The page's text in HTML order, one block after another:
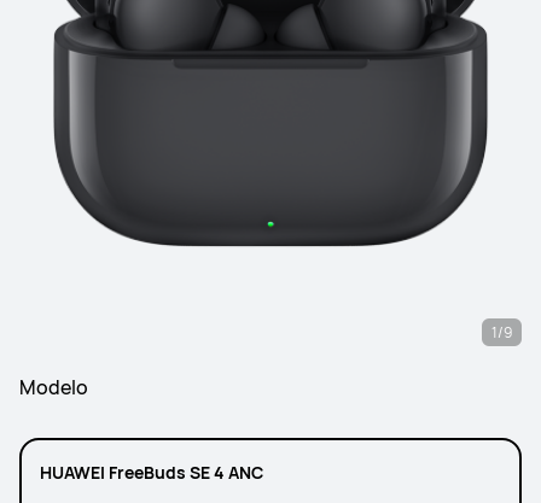
1/9
Modelo
HUAWEI FreeBuds SE 4 ANC